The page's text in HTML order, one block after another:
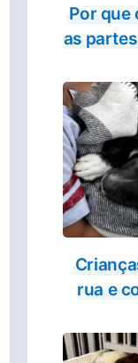
Por que
as
rua e